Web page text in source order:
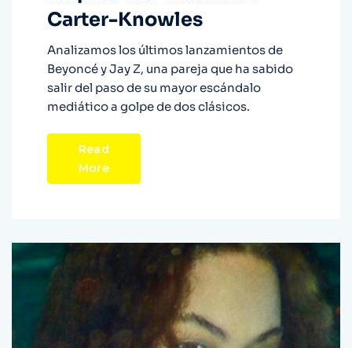
Carter-Knowles
Analizamos los últimos lanzamientos de
Beyoncé y Jay Z, una pareja que ha sabido
salir del paso de su mayor escándalo
mediático a golpe de dos clásicos.
Read
More